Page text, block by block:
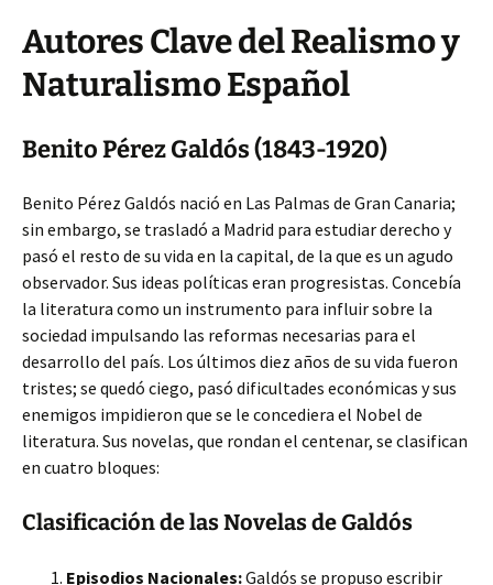
Autores Clave del Realismo y
Naturalismo Español
Benito Pérez Galdós (1843-1920)
Benito Pérez Galdós nació en Las Palmas de Gran Canaria;
sin embargo, se trasladó a Madrid para estudiar derecho y
pasó el resto de su vida en la capital, de la que es un agudo
observador. Sus ideas políticas eran progresistas. Concebía
la literatura como un instrumento para influir sobre la
sociedad impulsando las reformas necesarias para el
desarrollo del país. Los últimos diez años de su vida fueron
tristes; se quedó ciego, pasó dificultades económicas y sus
enemigos impidieron que se le concediera el Nobel de
literatura. Sus novelas, que rondan el centenar, se clasifican
en cuatro bloques:
Clasificación de las Novelas de Galdós
Episodios Nacionales:Galdós se propuso escribir